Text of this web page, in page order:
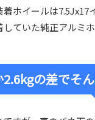
ホイールは
していた純正アルミ
2.6kgの差でそ